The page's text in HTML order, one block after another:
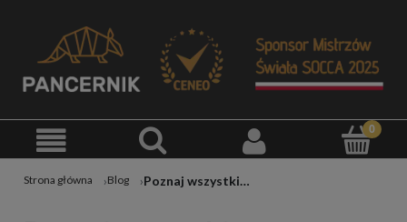
Strona główna Blog Poznaj wszystkie gesty dotykowe w swoim iPhonie